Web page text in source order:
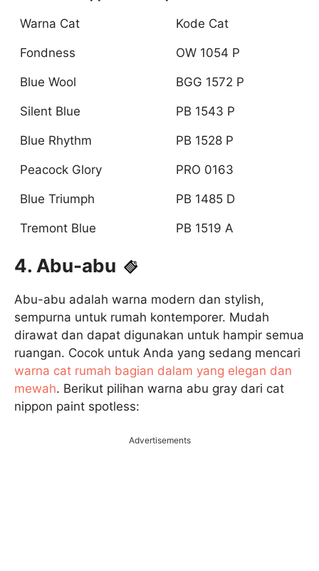
Warna Cat Kode Cat
Fondness OW 1054 P
Blue Wool BGG 1572 P
Silent Blue PB 1543 P
Blue Rhythm PB 1528 P
Peacock Glory PRO 0163
Blue Triumph PB 1485 D
Tremont Blue PB 1519 A
4. Abu-abu
Abu-abu adalah warna modern dan stylish,
sempurna untuk rumah kontemporer. Mudah
dirawat dan dapat digunakan untuk hampir semua
ruangan. Cocok untuk Anda yang sedang mencari
warna cat rumah bagian dalam yang elegan dan
mewah. Berikut pilihan warna abu gray dari cat
nippon paint spotless:
Advertisements